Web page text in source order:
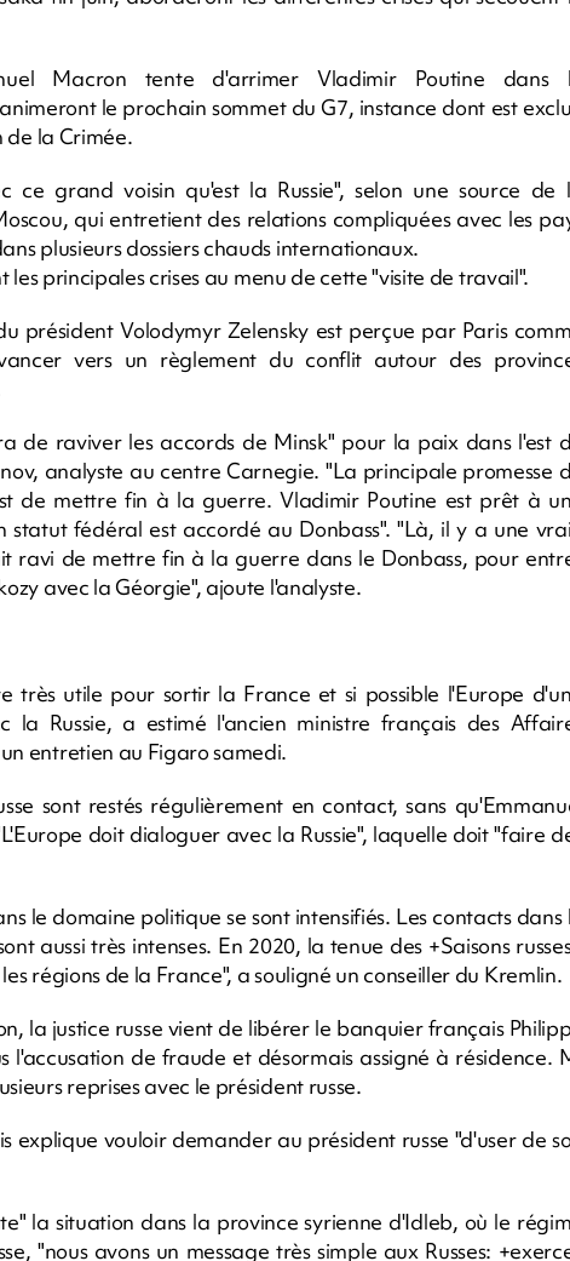
Macron tente d'arrimer Vladimir Poutine dans
le prochain sommet du G7, instance dont est
de la Crimée.
ce grand voisin qu'est la Russie", selon une source de
qui entretient des relations compliquées avec les
plusieurs dossiers chauds internationaux.
principales crises au menu de cette "visite de travail".
président Volodymyr Zelensky est perçue par Paris
vers un règlement du conflit autour des
de raviver les accords de Minsk" pour la paix dans l'est
analyste au centre Carnegie. "La principale promesse
de mettre fin à la guerre. Vladimir Poutine est prêt à
statut fédéral est accordé au Donbass". "Là, il y a une
ravi de mettre fin à la guerre dans le Donbass, pour
avec la Géorgie", ajoute l'analyste.
très utile pour sortir la France et si possible l'Europe
la Russie, a estimé l'ancien ministre français des
entretien au Figaro samedi.
sont restés régulièrement en contact, sans
doit dialoguer avec la Russie", laquelle doit "faire
le domaine politique se sont intensifiés. Les contacts dans
aussi très intenses. En 2020, la tenue des +Saisons
régions de la France", a souligné un conseiller du Kremlin.
la justice russe vient de libérer le banquier français
l'accusation de fraude et désormais assigné à résidence.
reprises avec le président russe.
explique vouloir demander au président russe "d'user de
la situation dans la province syrienne d'Idleb, où le
"nous avons un message très simple aux Russes: